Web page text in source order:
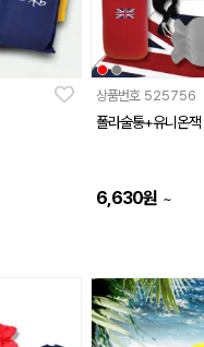
상품번호 525756
폴라술통+유니온잭
6,630원 ~